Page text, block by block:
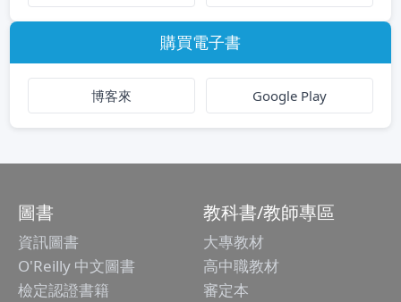
購買電子書
博客來 Google Play
圖書
資訊圖書
O'Reilly 中文圖書
檢定認證書籍
教科書/教師專區
大專教材
高中職教材
審定本